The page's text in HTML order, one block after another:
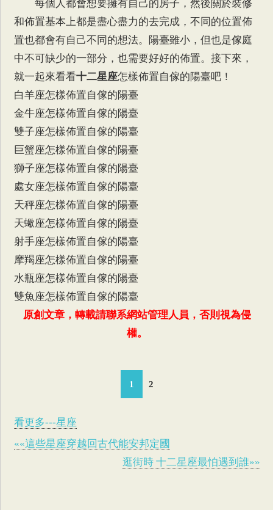
每個人都會想要擁有自己的房子，然後關於裝修
和佈置基本上都是盡心盡力的去完成，不同的位置佈
置也都會有自己不同的想法。陽臺雖小，但也是傢庭
中不可缺少的一部分，也需要好好的佈置。接下來，
就一起來看看十二星座怎樣佈置自傢的陽臺吧！
白羊座怎樣佈置自傢的陽臺
金牛座怎樣佈置自傢的陽臺
雙子座怎樣佈置自傢的陽臺
巨蟹座怎樣佈置自傢的陽臺
獅子座怎樣佈置自傢的陽臺
處女座怎樣佈置自傢的陽臺
天秤座怎樣佈置自傢的陽臺
天蠍座怎樣佈置自傢的陽臺
射手座怎樣佈置自傢的陽臺
摩羯座怎樣佈置自傢的陽臺
水瓶座怎樣佈置自傢的陽臺
雙魚座怎樣佈置自傢的陽臺
原創文章，轉載請聯系網站管理人員，否則視為侵
權。
1 2
看更多---星座
««這些星座穿越回古代能安邦定國
逛街時 十二星座最怕遇到誰»»